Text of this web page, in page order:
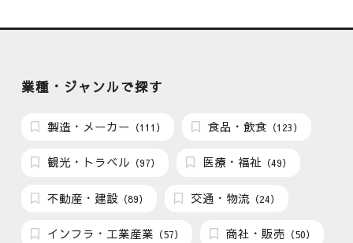
業種・ジャンルで探す
製造・メーカー （111） 食品・飲食 （123）
観光・トラベル （97） 医療・福祉 （49）
不動産・建設 （89） 交通・物流 （24）
インフラ・工業産業 （57） 商社・販売 （50）